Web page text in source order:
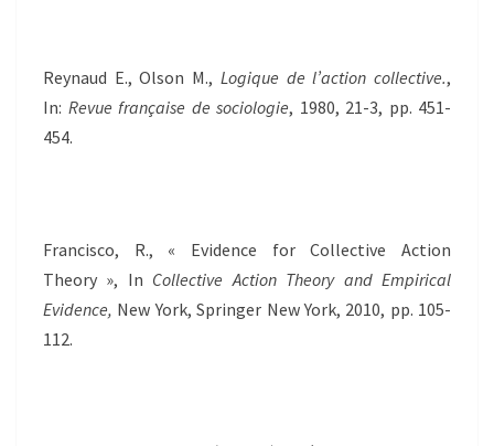
Reynaud E., Olson M., Logique de l’action collective.,
In: Revue française de sociologie, 1980, 21-3, pp. 451-
454.
Francisco, R., « Evidence for Collective Action
Theory », In Collective Action Theory and Empirical
Evidence, New York, Springer New York, 2010, pp. 105-
112.